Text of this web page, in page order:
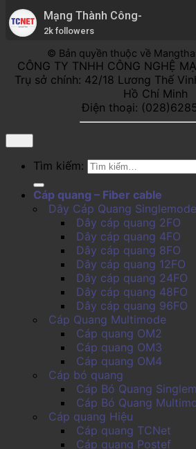
Mạng Thành Công-
2k followers
© Bản quyền thuộc về
CÔNG TY TNHH CÔNG NGHỆ
Trụ sở chính: 42/18 Lương Thế
Hồ Chí Minh
Điện thoại:
Tìm kiếm:
Cáp quang – Fiber cable
Dây Cáp Quang Singlemode
Dây cáp quang 2FO
Dây cáp quang 4FO
Dây cáp quang 8FO
Dây cáp quang 12FO
Dây cáp quang 24FO
Dây cáp quang 48FO
Dây cáp quang 96FO
Cáp Quang Multimode
Cáp quang OM2
Cáp quang OM3
Cáp quang OM4
Cáp bó quang
Cáp Bó Quang
Cáp Bó Quang
Cáp quang Hiệu
Cáp quang TCNet
Cáp quang Postef